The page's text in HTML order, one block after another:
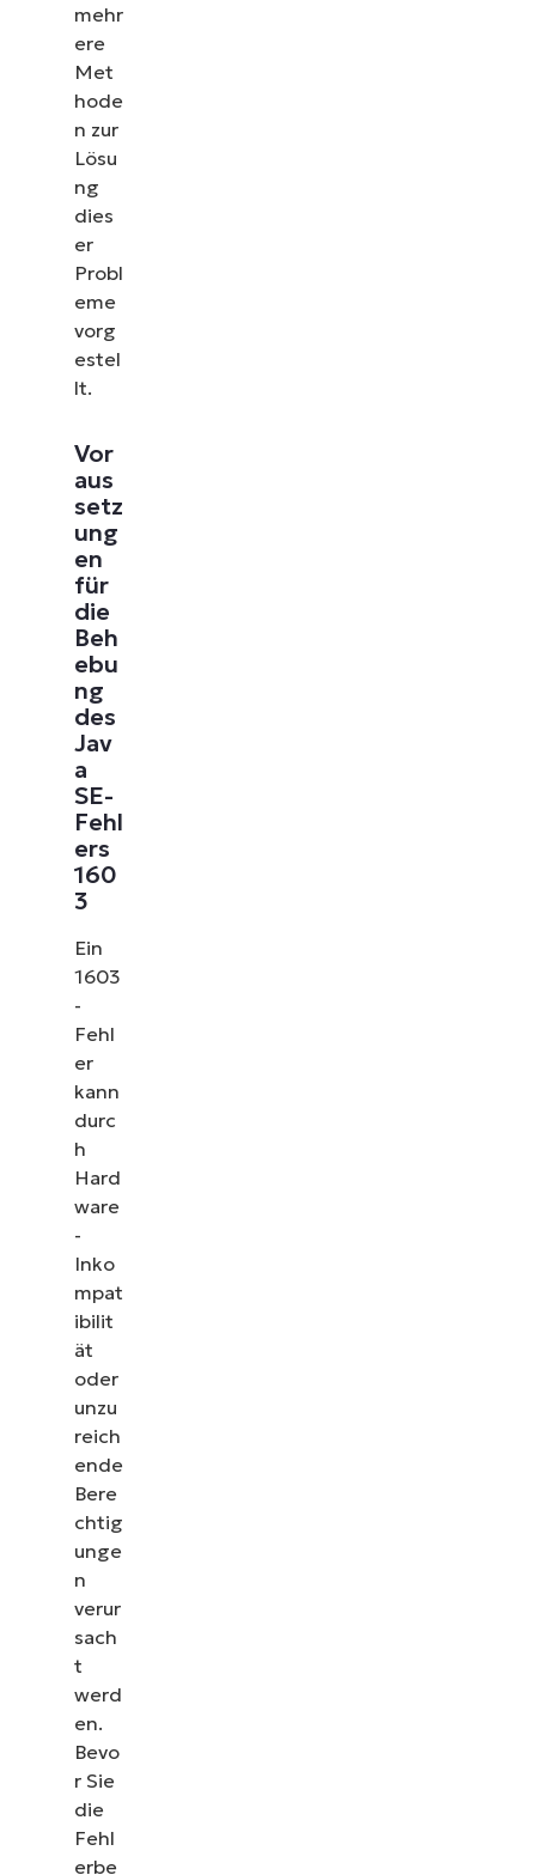
mehr
ere
Met
hode
n zur
Lösu
ng
dies
er
Probl
eme
vorg
estel
lt.
Vor
aus
setz
ung
en
für
die
Beh
ebu
ng
des
Jav
a
SE-
Fehl
ers
160
3
Ein
1603
-
Fehl
er
kann
durc
h
Hard
ware
-
Inko
mpat
ibilit
ät
oder
unzu
reich
ende
Bere
chtig
unge
n
verur
sach
t
werd
en.
Bevo
r Sie
die
Fehl
erbe
Sehen Sie NinjaOne in